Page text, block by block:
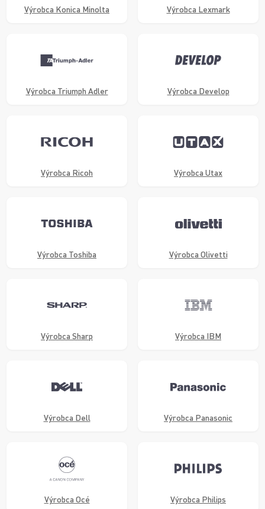
Výrobca Konica Minolta Výrobca Lexmark
Výrobca Triumph Adler Výrobca Develop
Výrobca Ricoh Výrobca Utax
Výrobca Toshiba Výrobca Olivetti
Výrobca Sharp Výrobca IBM
Výrobca Dell Výrobca Panasonic
Výrobca Océ Výrobca Philips